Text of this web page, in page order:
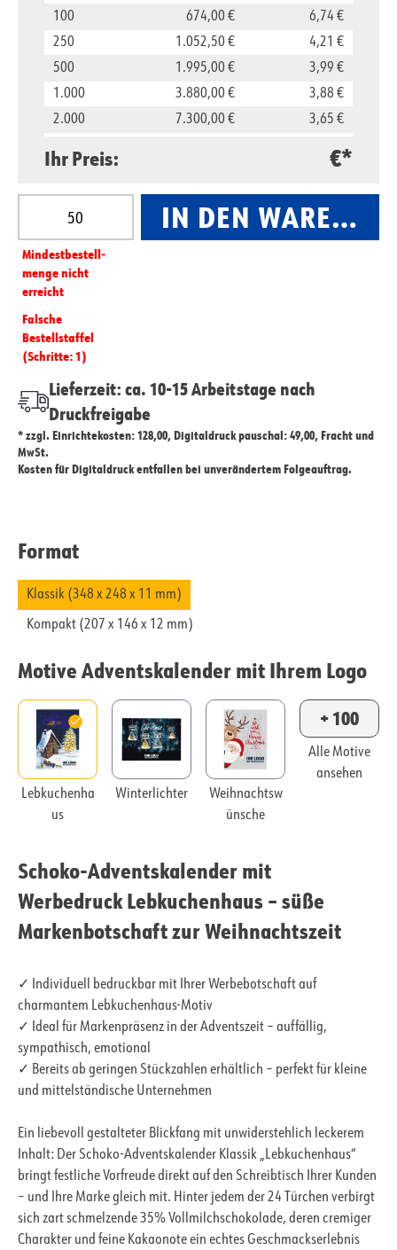
100
674,00 €
6,74 €
250
1.052,50 €
4,21 €
500
1.995,00 €
3,99 €
1.000
3.880,00 €
3,88 €
2.000
7.300,00 €
3,65 €
2,98 €
Ihr Preis: €*
Produkt Anzahl: Gib den gewünschten Wert ein
Mindest­­bestell­­
menge nicht
erreicht
Falsche
Bestellstaffel
(Schritte: 1)
IN DEN
Lieferzeit: ca. 10-15 Arbeitstage nach
Druckfreigabe
* zzgl. Einrichtekosten: 128,00, Digitaldruck pauschal: 49,00, Fracht und
MwSt.
Kosten für Digitaldruck entfallen bei unverändertem Folgeauftrag.
Format
Klassik (348 x 248 x 11 mm)
Kompakt (207 x 146 x 12 mm)
Motive Adventskalender mit Ihrem Logo
Lebkuchenha
us
Winterlichter
Weihnachtsw
ünsche
+ 100
Alle Motive
ansehen
Schoko-Adventskalender mit
Werbedruck Lebkuchenhaus – süße
Markenbotschaft zur Weihnachtszeit
✓ Individuell bedruckbar mit Ihrer Werbebotschaft auf
charmantem Lebkuchenhaus-Motiv
✓ Ideal für Markenpräsenz in der Adventszeit – auffällig,
sympathisch, emotional
✓ Bereits ab geringen Stückzahlen erhältlich – perfekt für kleine
und mittelständische Unternehmen
Ein liebevoll gestalteter Blickfang mit unwiderstehlich leckerem
Inhalt: Der Schoko-Adventskalender Klassik „Lebkuchenhaus“
bringt festliche Vorfreude direkt auf den Schreibtisch Ihrer Kunden
– und Ihre Marke gleich mit. Hinter jedem der 24 Türchen verbirgt
sich zart schmelzende 35% Vollmilchschokolade, deren cremiger
Charakter und feine Kakaonote ein echtes Geschmackserlebnis